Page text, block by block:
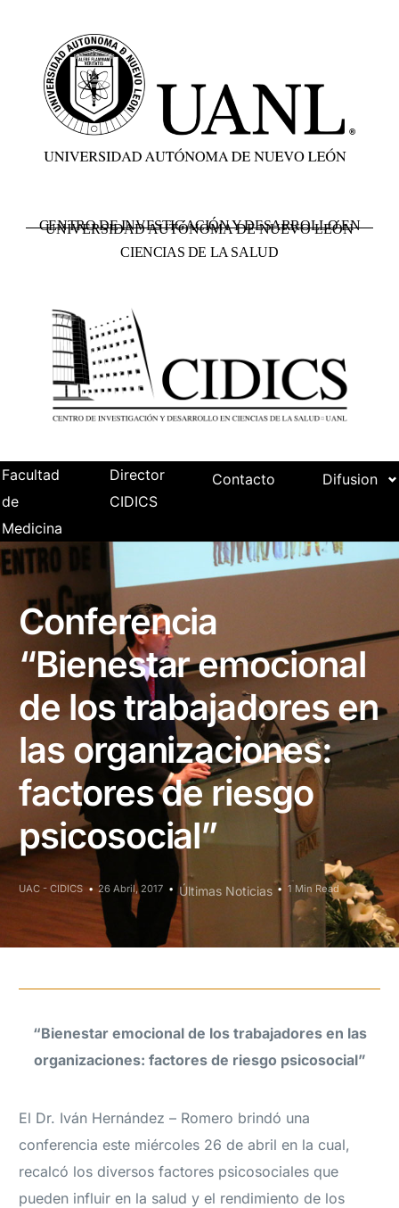
UNIVERSIDAD AUTÓNOMA DE NUEVO LEÓN
CENTRO DE INVESTIGACIÓN Y DESARROLLO EN
CIENCIAS DE LA SALUD
Facultad
de
Medicina
Director
CIDICS
Contacto Difusion
Conferencia
“Bienestar emocional
de los trabajadores en
las organizaciones:
factores de riesgo
psicosocial”
UAC - CIDICS 26 Abril, 2017 Últimas Noticias 1 Min Read
“Bienestar emocional de los trabajadores en las
organizaciones: factores de riesgo psicosocial”
El Dr. Iván Hernández – Romero brindó una
conferencia este miércoles 26 de abril en la cual,
recalcó los diversos factores psicosociales que
pueden influir en la salud y el rendimiento de los